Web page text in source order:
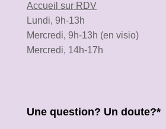
Accueil sur RDV
Lundi, 9h-13h
Mercredi, 9h-13h (en visio)
Mercredi, 14h-17h
Une question? Un doute?*